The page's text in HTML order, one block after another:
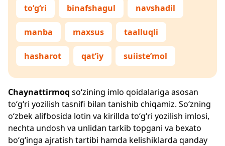
to‘g‘ri binafshagul navshadil
manba maxsus taalluqli
hasharot qat’iy suiiste’mol
Chaynattirmoq so‘zining imlo qoidalariga asosan
to‘g‘ri yozilish tasnifi bilan tanishib chiqamiz. So‘zning
o‘zbek alifbosida lotin va kirillda to‘g‘ri yozilish imlosi,
nechta undosh va unlidan tarkib topgani va bexato
bo‘g‘inga ajratish tartibi hamda kelishiklarda qanday